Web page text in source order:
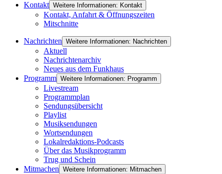
Kontakt Weitere Informationen: Kontakt
Kontakt, Anfahrt & Öffnungszeiten
Mitschnitte
Nachrichten Weitere Informationen: Nachrichten
Aktuell
Nachrichtenarchiv
Neues aus dem Funkhaus
Programm Weitere Informationen: Programm
Livestream
Programmplan
Sendungsübersicht
Playlist
Musiksendungen
Wortsendungen
Lokalredaktions-Podcasts
Über das Musikprogramm
Trug und Schein
Mitmachen Weitere Informationen: Mitmachen